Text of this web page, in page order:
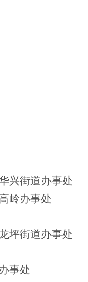
兴街道办事处
岭办事处
坪街道办事处
事处